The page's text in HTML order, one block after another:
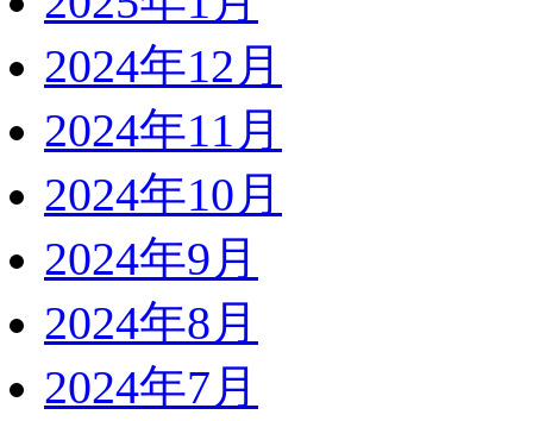
2024年12月
2024年11月
2024年10月
2024年9月
2024年8月
2024年7月